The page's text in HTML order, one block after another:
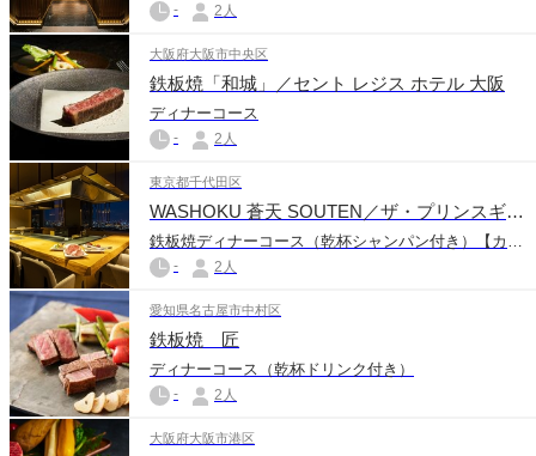
- 2人
大阪府大阪市中央区
鉄板焼「和城」／セント レジス ホテル 大阪
ディナーコース
- 2人
東京都千代田区
WASHOKU 蒼天 SOUTEN／ザ・プリンスギャラリー 東京紀尾井町
鉄板焼ディナーコース（乾杯シャンパン付き）【カウンター席確約】
- 2人
愛知県名古屋市中村区
鉄板焼 匠
ディナーコース（乾杯ドリンク付き）
- 2人
大阪府大阪市港区